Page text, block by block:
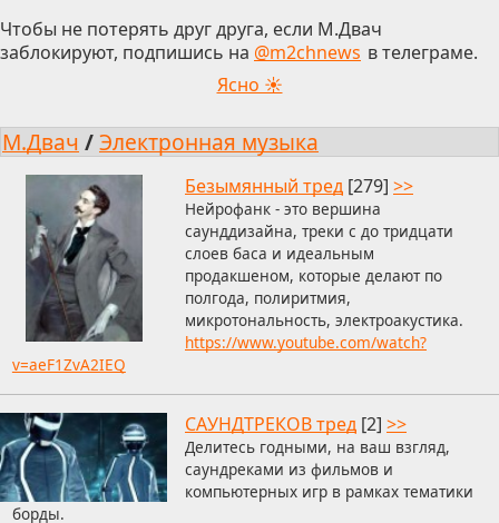
Чтобы не потерять друг друга, если М.Двач
заблокируют, подпишись на @m2chnews в телеграме.
Ясно ☀
М.Двач /Электронная музыка
Безымянный тред [279] >>
Нейрофанк - это вершина
саунддизайна, треки с до тридцати
слоев баса и идеальным
продакшеном, которые делают по
полгода, полиритмия,
микротональность, электроакустика.
https://www.youtube.com/watch?
v=aeF1ZvA2IEQ
САУНДТРЕКОВ тред [2] >>
Делитесь годными, на ваш взгляд,
саундреками из фильмов и
компьютерных игр в рамках тематики
борды.